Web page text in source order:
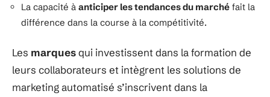
La capacité à anticiper les tendances du marché fait la
différence dans la course à la compétitivité.
Les marquesqui investissent dans la formation de
leurs collaborateurs et intègrent les solutions de
marketing automatisé s’inscrivent dans la